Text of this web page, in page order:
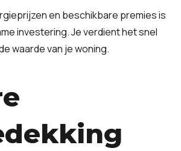
en beschikbare premies is
investering. Je verdient het snel
waarde van je woning.